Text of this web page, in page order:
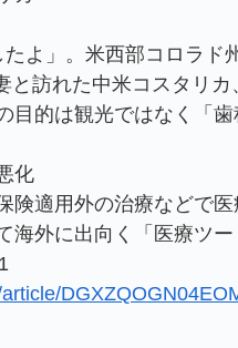
たよ」。米西部コロラ
と訪れた中米コスタリ
目的は観光ではなく「歯
化
険適用外の治療などで
海外に出向く「医療ツー